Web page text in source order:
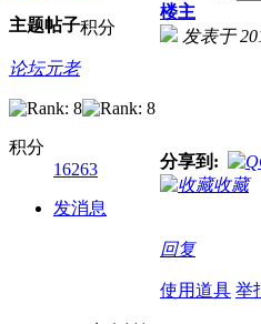
主题帖子积分
论坛元老
积分
16263
发消息
楼主
发表于
分享到:
收藏
回复
使用道具 举